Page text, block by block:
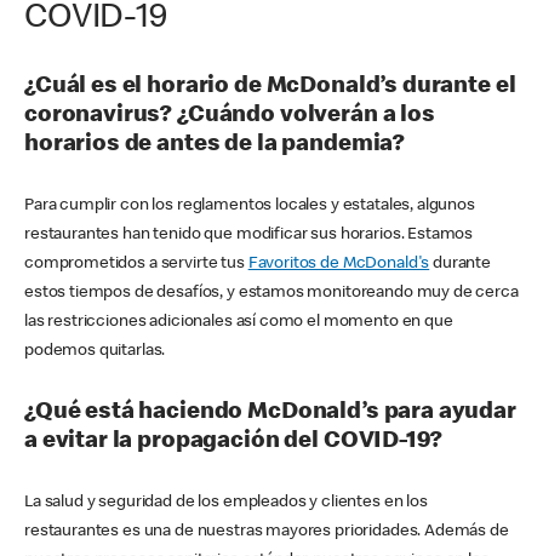
COVID-19
¿Cuál es el horario de McDonald’s durante el
coronavirus? ¿Cuándo volverán a los
horarios de antes de la pandemia?
Para cumplir con los reglamentos locales y estatales, algunos
restaurantes han tenido que modificar sus horarios. Estamos
comprometidos a servirte tus Favoritos de McDonald's durante
estos tiempos de desafíos, y estamos monitoreando muy de cerca
las restricciones adicionales así como el momento en que
podemos quitarlas.
¿Qué está haciendo McDonald’s para ayudar
a evitar la propagación del COVID-19?
La salud y seguridad de los empleados y clientes en los
restaurantes es una de nuestras mayores prioridades. Además de